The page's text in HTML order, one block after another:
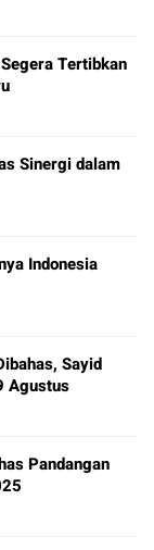
Tertibkan
Sinergi dalam
Indonesia
Sayid
Agustus
Pandangan